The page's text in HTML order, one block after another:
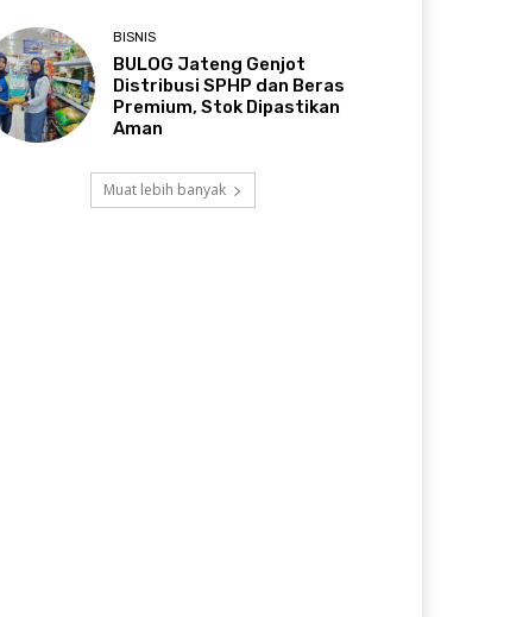
BISNIS
BULOG Jateng Genjot
Distribusi SPHP dan Beras
Premium, Stok Dipastikan
Aman
Muat lebih banyak